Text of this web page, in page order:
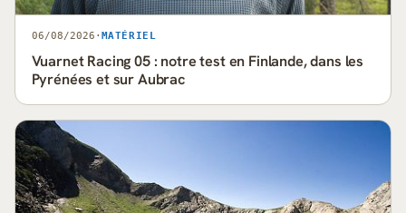
06/08/2026 · MATÉRIEL
Vuarnet Racing 05 : notre test en Finlande, dans les
Pyrénées et sur Aubrac